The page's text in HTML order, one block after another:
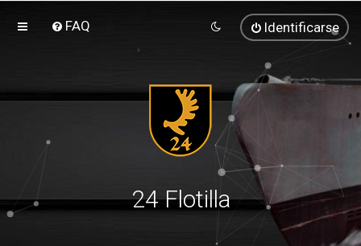
FAQ Identificarse
24 Flotilla